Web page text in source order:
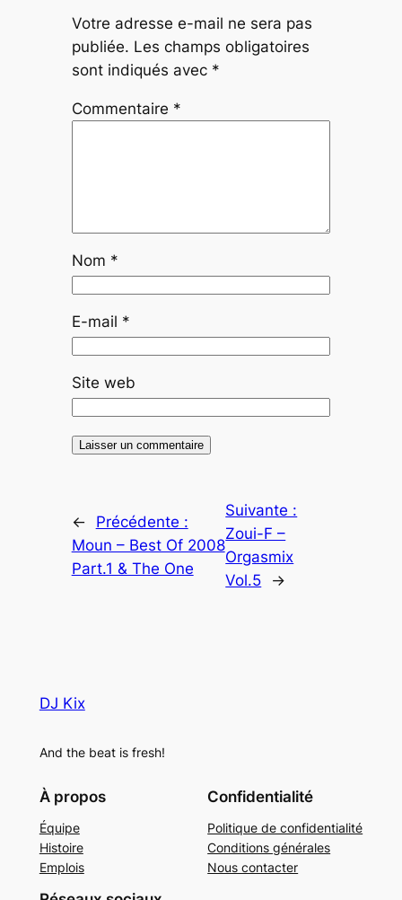
Votre adresse e-mail ne sera pas
publiée. Les champs obligatoires
sont indiqués avec *
Commentaire *
Nom *
E-mail *
Site web
←
Précédente :
Moun – Best Of 2008
Part.1 & The One
Suivante :
Zoui-F –
Orgasmix
Vol.5
→
DJ Kix
And the beat is fresh!
À propos
Équipe
Histoire
Emplois
Confidentialité
Politique de confidentialité
Conditions générales
Nous contacter